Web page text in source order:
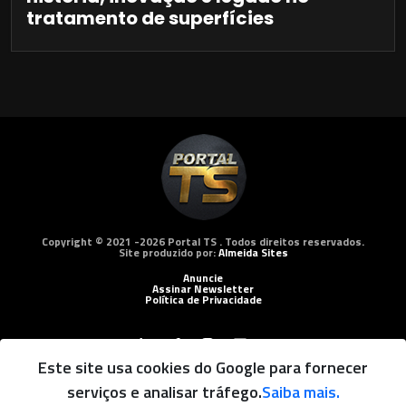
tratamento de superfícies
Copyright © 2021 -2026 Portal TS . Todos direitos reservados.
Site produzido por:Almeida Sites
Anuncie
Assinar Newsletter
Política de Privacidade
Este site usa cookies do Google para fornecer
serviços e analisar tráfego.Saiba mais.